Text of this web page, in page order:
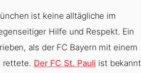
ist keine alltägliche im
Hilfe und Respekt. Ein
als der FC Bayern mit einem
rettete. Der FC St. Pauli ist bekannt